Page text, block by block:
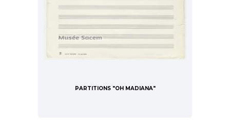
PARTITIONS "OH MADIANA"